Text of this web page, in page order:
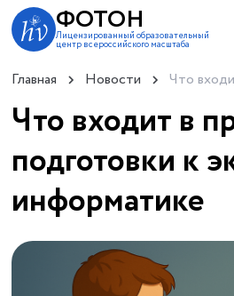
ФОТОН
Лицензированный образовательный
центр всероссийского масштаба
Главная Новости Что
Что входит в
подготовки к
информатике